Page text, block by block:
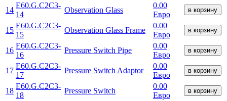
14
E60.G.C2C3-
14
Observation Glass
0.00
Евро
в корзину
15
E60.G.C2C3-
15
Observation Glass Frame
0.00
Евро
в корзину
16
E60.G.C2C3-
16
Pressure Switch Pipe
0.00
Евро
в корзину
17
E60.G.C2C3-
17
Pressure Switch Adaptor
0.00
Евро
в корзину
18
E60.G.C2C3-
18
Pressure Switch
0.00
Евро
в корзину